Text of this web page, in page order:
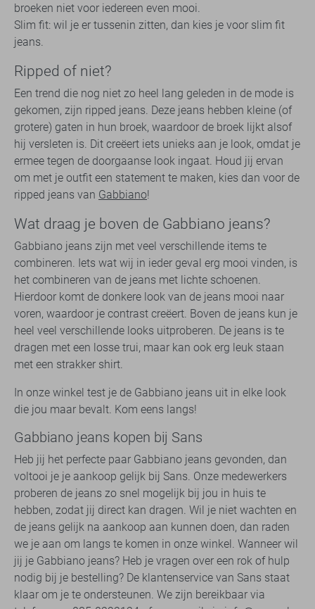
broeken niet voor iedereen even mooi.
Slim fit: wil je er tussenin zitten, dan kies je voor slim fit
jeans.
Ripped of niet?
Een trend die nog niet zo heel lang geleden in de mode is
gekomen, zijn ripped jeans. Deze jeans hebben kleine (of
grotere) gaten in hun broek, waardoor de broek lijkt alsof
hij versleten is. Dit creëert iets unieks aan je look, omdat je
ermee tegen de doorgaanse look ingaat. Houd jij ervan
om met je outfit een statement te maken, kies dan voor de
ripped jeans van Gabbiano!
Wat draag je boven de Gabbiano jeans?
Gabbiano jeans zijn met veel verschillende items te
combineren. Iets wat wij in ieder geval erg mooi vinden, is
het combineren van de jeans met lichte schoenen.
Hierdoor komt de donkere look van de jeans mooi naar
voren, waardoor je contrast creëert. Boven de jeans kun je
heel veel verschillende looks uitproberen. De jeans is te
dragen met een losse trui, maar kan ook erg leuk staan
met een strakker shirt.
In onze winkel test je de Gabbiano jeans uit in elke look
die jou maar bevalt. Kom eens langs!
Gabbiano jeans kopen bij Sans
Heb jij het perfecte paar Gabbiano jeans gevonden, dan
voltooi je je aankoop gelijk bij Sans. Onze medewerkers
proberen de jeans zo snel mogelijk bij jou in huis te
hebben, zodat jij direct kan dragen. Wil je niet wachten en
de jeans gelijk na aankoop aan kunnen doen, dan raden
we je aan om langs te komen in onze winkel. Wanneer wil
jij je Gabbiano jeans? Heb je vragen over een rok of hulp
nodig bij je bestelling? De klantenservice van Sans staat
klaar om je te ondersteunen. We zijn bereikbaar via